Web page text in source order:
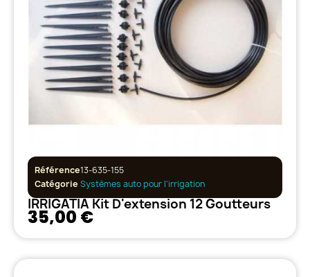
Référence13-635-155
Catégorie Systèmes auto pour l'irrigation
IRRIGATIA Kit D'extension 12 Goutteurs
35,00 €